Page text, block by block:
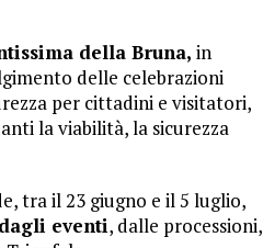
della Bruna, in
delle celebrazioni
per cittadini e visitatori,
la viabilità, la sicurezza
tra il 23 giugno e il 5 luglio,
eventi, dalle processioni,